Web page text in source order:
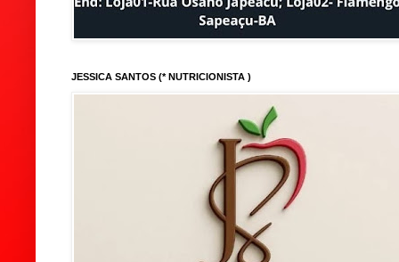
JESSICA SANTOS (* NUTRICIONISTA )